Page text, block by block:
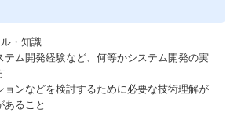
・知識
テム開発経験など、何等かシステム開発の実
ョンなどを検討するために必要な技術理解が
あること